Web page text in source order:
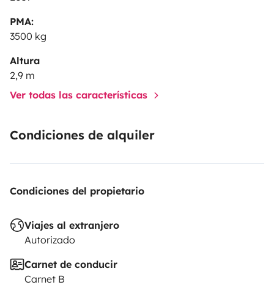
PMA:
3500 kg
Altura
2,9 m
Ver todas las características
Condiciones de alquiler
Condiciones del propietario
Viajes al extranjero
Autorizado
Carnet de conducir
Carnet B